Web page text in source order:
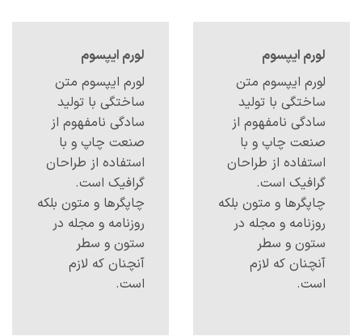
لورم ایپسوم
لورم ایپسوم متن
ساختگی با تولید
سادگی نامفهوم از
صنعت چاپ و با
استفاده از طراحان
گرافیک است.
چاپگرها و متون بلکه
روزنامه و مجله در
ستون و سطر
آنچنان که لازم
است.
لورم ایپسوم
لورم ایپسوم متن
ساختگی با تولید
سادگی نامفهوم از
صنعت چاپ و با
استفاده از طراحان
گرافیک است.
چاپگرها و متون بلکه
روزنامه و مجله در
ستون و سطر
آنچنان که لازم
است.